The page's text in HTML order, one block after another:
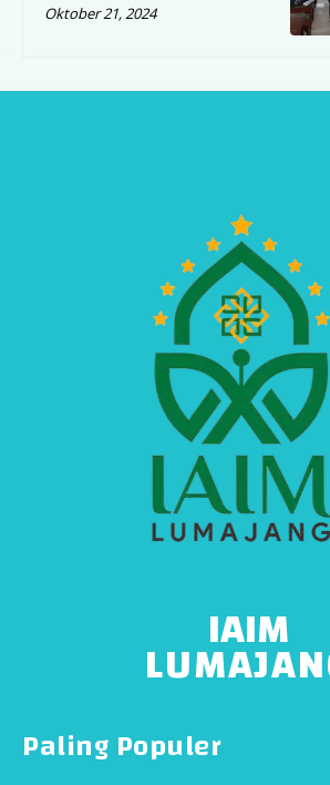
Oktober 21, 2024
Paling Populer
IAIM